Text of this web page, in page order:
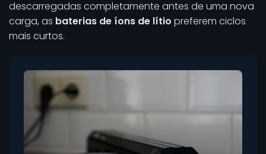
descarregadas completamente antes de uma nova
carga, as baterias de íons de lítio preferem ciclos
mais curtos.